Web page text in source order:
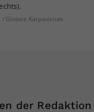
/ Gintare Karpaviciute
der Redaktion